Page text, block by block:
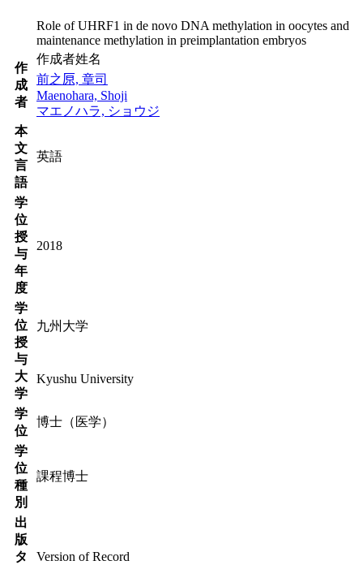
Role of UHRF1 in de novo DNA methylation in oocytes and
maintenance methylation in preimplantation embryos
作
成
者
作成者姓名
前之𠩤, 章司
Maenohara, Shoji
マエノハラ, ショウジ
本
文
言
語
英語
学
位
授
与
年
度
2018
学
位
授
与
大
学
九州大学
Kyushu University
学
位
博士（医学）
学
位
種
別
課程博士
出
版
タ
Version of Record